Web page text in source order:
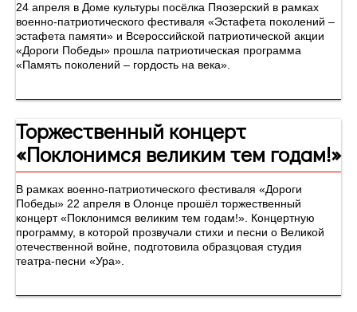
24 апреля в Доме культуры посёлка Пяозерский в рамках
военно-патриотического фестиваля «Эстафета поколений –
эстафета памяти» и Всероссийской патриотической акции
«Дороги Победы» прошла патриотическая программа
«Память поколений – гордость на века».
Торжественный концерт
«Поклонимся великим тем годам!»
В рамках военно-патриотического фестиваля «Дороги
Победы» 22 апреля в Олонце прошёл торжественный
концерт «Поклонимся великим тем годам!». Концертную
программу, в которой прозвучали стихи и песни о Великой
отечественной войне, подготовила образцовая студия
театра-песни «Ура».